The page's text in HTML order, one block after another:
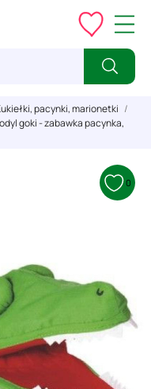
pacynki, marionetki
goki - zabawka pacynka,
0